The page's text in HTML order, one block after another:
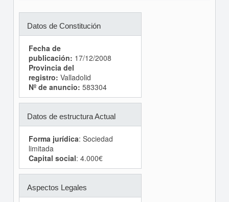
Datos de Constitución
Fecha de
publicación: 17/12/2008
Provincia del
registro: Valladolid
Nº de anuncio: 583304
Datos de estructura Actual
Forma jurídica: Sociedad
limitada
Capital social: 4.000€
Aspectos Legales